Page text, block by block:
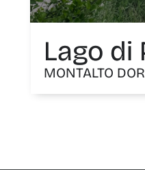
Lago di
MONTALTO